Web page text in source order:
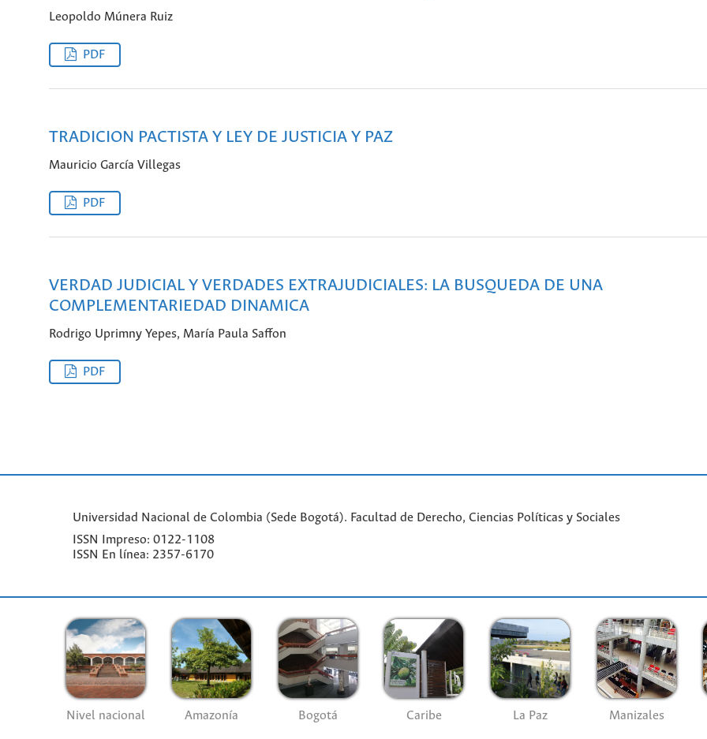
Leopoldo Múnera Ruiz
PDF
TRADICION PACTISTA Y LEY DE JUSTICIA Y PAZ
Mauricio García Villegas
PDF
VERDAD JUDICIAL Y VERDADES EXTRAJUDICIALES: LA BUSQUEDA DE UNA
COMPLEMENTARIEDAD DINAMICA
Rodrigo Uprimny Yepes, María Paula Saffon
PDF
Universidad Nacional de Colombia (Sede Bogotá). Facultad de Derecho, Ciencias Políticas y Sociales
ISSN Impreso: 0122-1108
ISSN En línea: 2357-6170
Nivel nacional Amazonía Bogotá Caribe La Paz Manizales